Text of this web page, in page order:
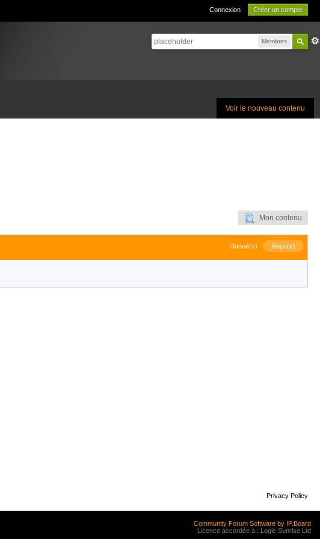
Connexion Créer un compte
Membres
Voir le nouveau contenu
Mon contenu
Donné(s) Reçu(s)
Privacy Policy
Community Forum Software by IP.Board
Licence accordée à : Logic Sunrise Ltd